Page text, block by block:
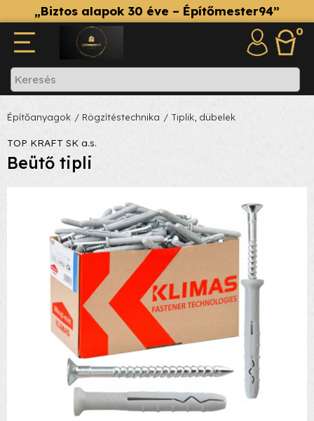
„Biztos alapok 30 éve – Építőmester94”
0
Építőanyagok / Rögzítéstechnika / Tiplik, dübelek
TOP KRAFT SK a.s.
Beütő tipli